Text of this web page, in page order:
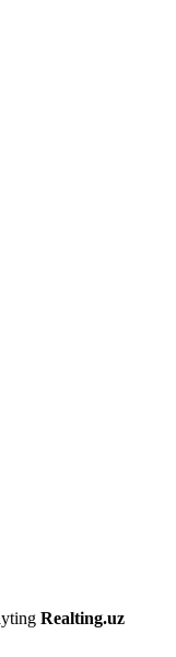
Realting.uz